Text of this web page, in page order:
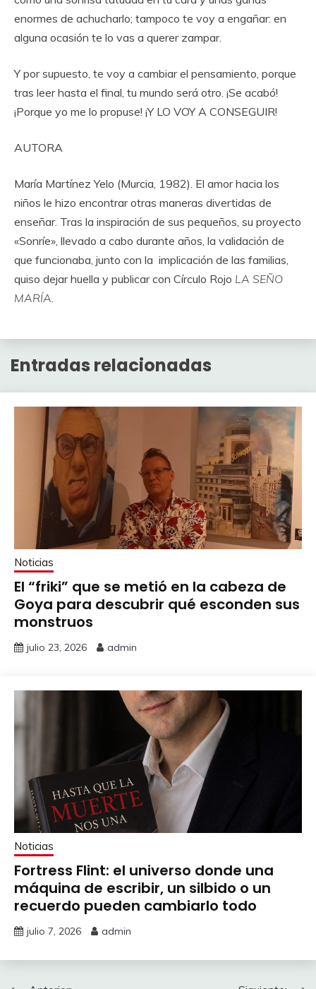
enormes de achucharlo; tampoco te voy a engañar: en
alguna ocasión te lo vas a querer zampar.
Y por supuesto, te voy a cambiar el pensamiento, porque
tras leer hasta el final, tu mundo será otro. ¡Se acabó!
¡Porque yo me lo propuse! ¡Y LO VOY A CONSEGUIR!
AUTORA
María Martínez Yelo (Murcia, 1982). El amor hacia los
niños le hizo encontrar otras maneras divertidas de
enseñar. Tras la inspiración de sus pequeños, su proyecto
«Sonríe», llevado a cabo durante años, la validación de
que funcionaba, junto con la implicación de las familias,
quiso dejar huella y publicar con Círculo Rojo LA SEÑO
MARÍA.
Entradas relacionadas
Noticias
El “friki” que se metió en la cabeza de
Goya para descubrir qué esconden sus
monstruos
julio 23, 2026 admin
Noticias
Fortress Flint: el universo donde una
máquina de escribir, un silbido o un
recuerdo pueden cambiarlo todo
julio 7, 2026 admin